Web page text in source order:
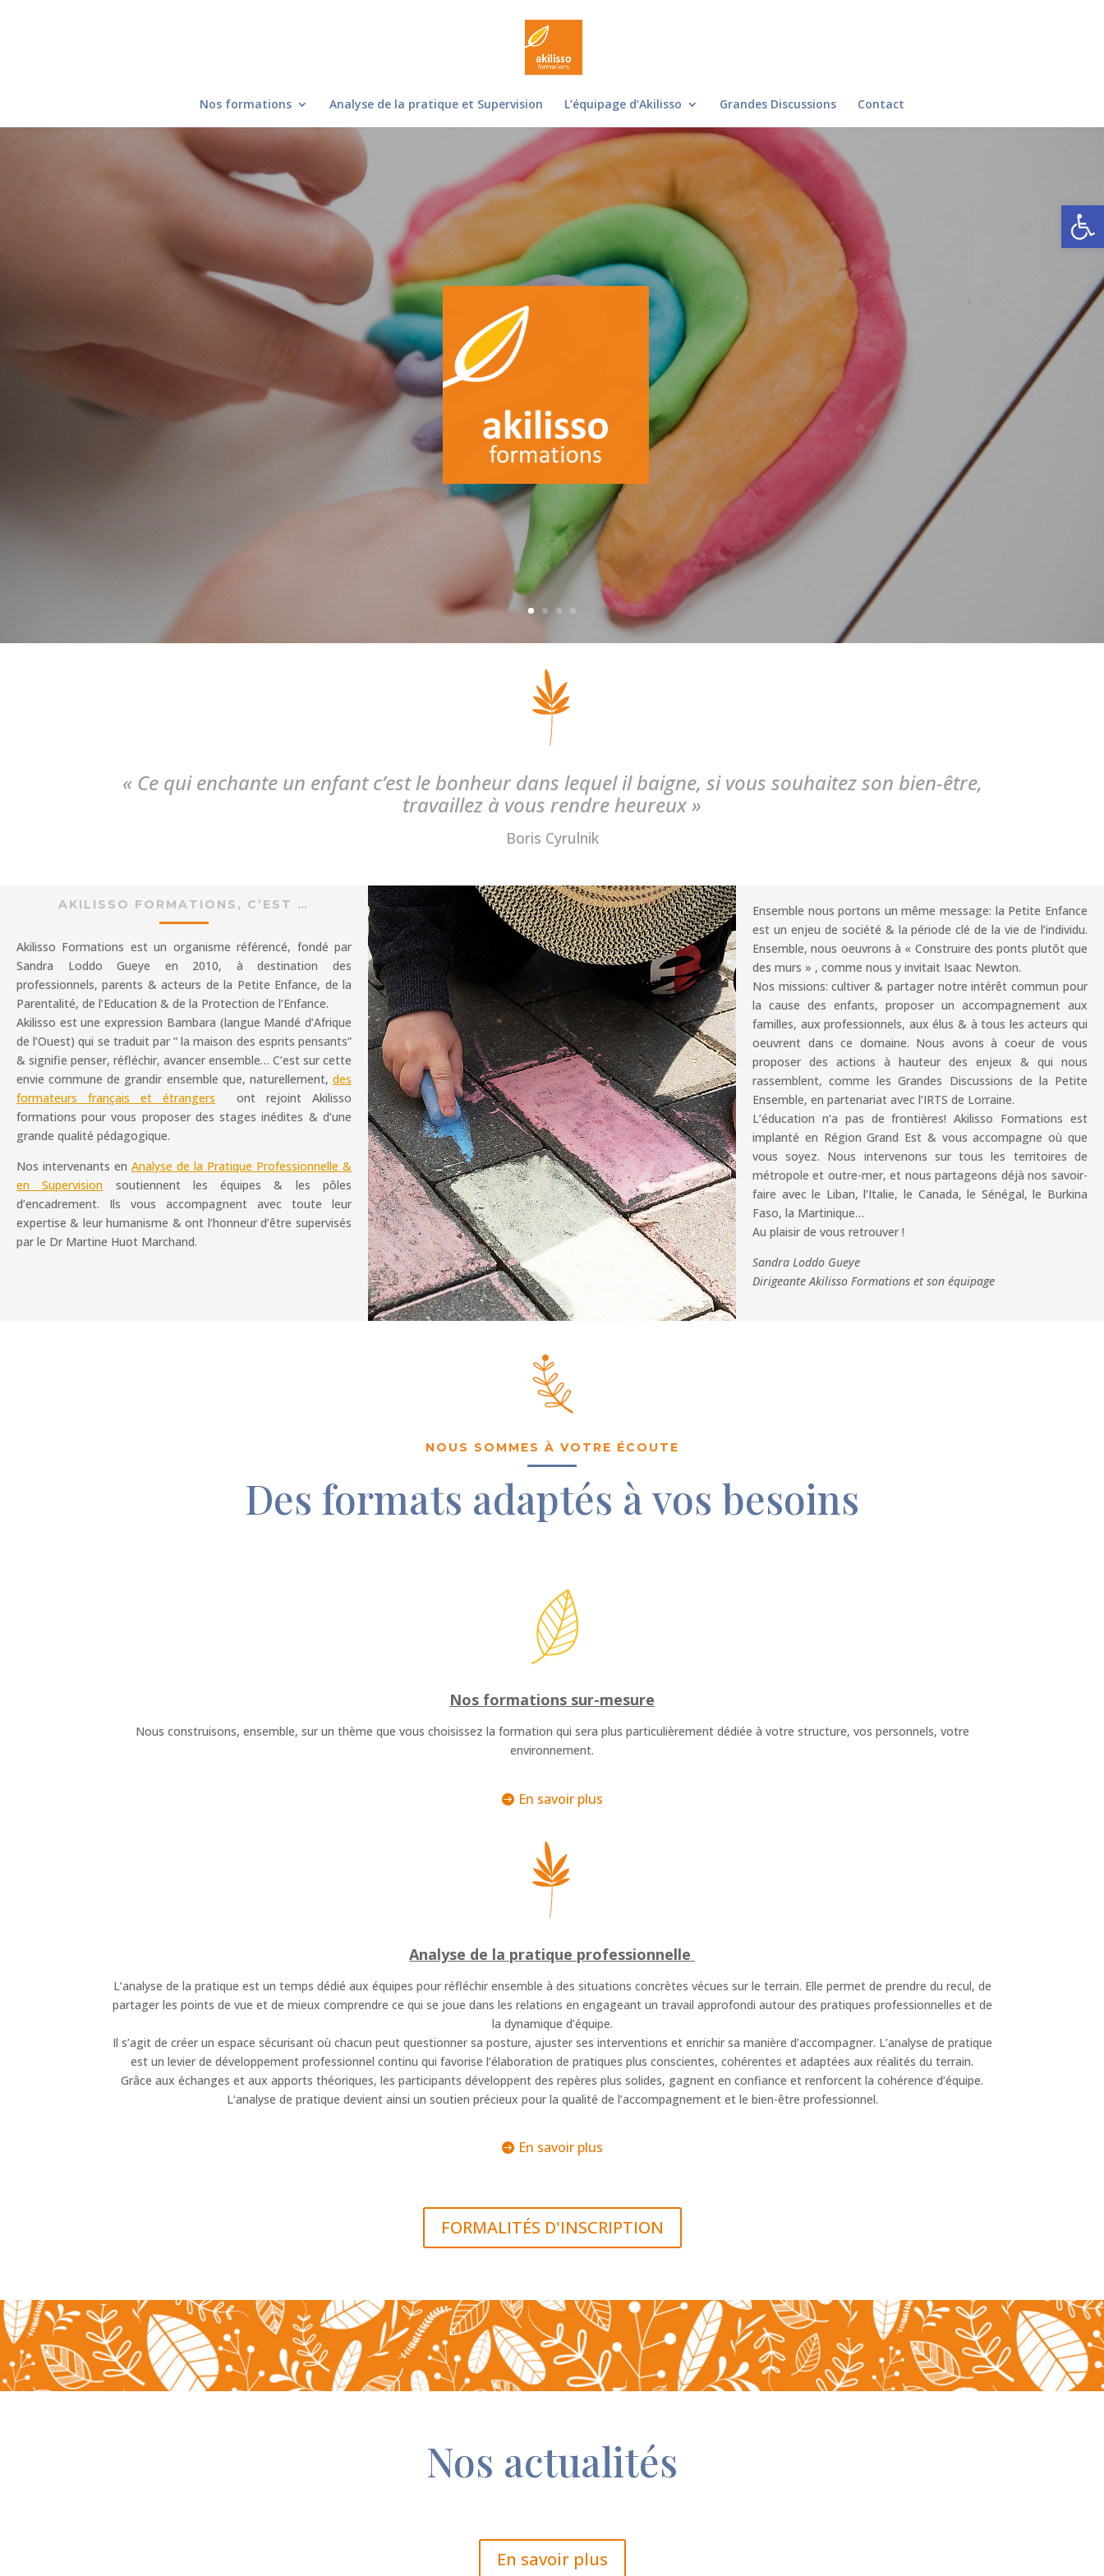
Ouvrir
Nos formations Analyse de la pratique et Supervision L’équipage d’Akilisso Grandes Discussions Contact
« Ce qui enchante un enfant c’est le bonheur dans lequel il baigne, si vous souhaitez son bien-être,
travaillez à vous rendre heureux»
Boris Cyrulnik
AKILISSO FORMATIONS, C’EST …
Akilisso Formations est un organisme référencé, fondé par
Sandra Loddo Gueye en 2010, à destination des
professionnels, parents & acteurs de la Petite Enfance, de la
Parentalité, de l’Education & de la Protection de l’Enfance.
Akilisso est une expression Bambara (langue Mandé d’Afrique
de l’Ouest) qui se traduit par ” la maison des esprits pensants”
& signifie penser, réfléchir, avancer ensemble… C’est sur cette
envie commune de grandir ensemble que, naturellement, des
formateurs français et étrangers
ont rejoint Akilisso
formations pour vous proposer des stages inédites & d’une
grande qualité pédagogique.
Nos intervenants en Analyse de la Pratique Professionnelle &
en Supervision soutiennent les équipes & les pôles
d’encadrement. Ils vous accompagnent avec toute leur
expertise & leur humanisme & ont l’honneur d’être supervisés
par le Dr Martine Huot Marchand.
Ensemble nous portons un même message: la Petite Enfance
est un enjeu de société & la période clé de la vie de l’individu.
Ensemble, nous oeuvrons à « Construire des ponts plutôt que
des murs » , comme nous y invitait Isaac Newton.
Nos missions: cultiver & partager notre intérêt commun pour
la cause des enfants, proposer un accompagnement aux
familles, aux professionnels, aux élus & à tous les acteurs qui
oeuvrent dans ce domaine. Nous avons à coeur de vous
proposer des actions à hauteur des enjeux & qui nous
rassemblent, comme les Grandes Discussions de la Petite
Ensemble, en partenariat avec l’IRTS de Lorraine.
L’éducation n’a pas de frontières! Akilisso Formations est
implanté en Région Grand Est & vous accompagne où que
vous soyez. Nous intervenons sur tous les territoires de
métropole et outre-mer, et nous partageons déjà nos savoir-
faire avec le Liban, l’Italie, le Canada, le Sénégal, le Burkina
Faso, la Martinique…
Au plaisir de vous retrouver !
Sandra Loddo Gueye
Dirigeante Akilisso Formations et son équipage
NOUS SOMMES À VOTRE ÉCOUTE
Des formats adaptés à vos besoins
Nos formations sur-mesure
Nous construisons, ensemble, sur un thème que vous choisissez la formation qui sera plus particulièrement dédiée à votre structure, vos personnels, votre
environnement.
En savoir plus
Analyse de la pratique professionnelle
L’analyse de la pratique est un temps dédié aux équipes pour réfléchir ensemble à des situations concrètes vécues sur le terrain. Elle permet de prendre du recul, de
partager les points de vue et de mieux comprendre ce qui se joue dans les relations en engageant un travail approfondi autour des pratiques professionnelles et de
la dynamique d’équipe.
Il s’agit de créer un espace sécurisant où chacun peut questionner sa posture, ajuster ses interventions et enrichir sa manière d’accompagner. L’analyse de pratique
est un levier de développement professionnel continu qui favorise l’élaboration de pratiques plus conscientes, cohérentes et adaptées aux réalités du terrain.
Grâce aux échanges et aux apports théoriques, les participants développent des repères plus solides, gagnent en confiance et renforcent la cohérence d’équipe.
L’analyse de pratique devient ainsi un soutien précieux pour la qualité de l’accompagnement et le bien-être professionnel.
En savoir plus
FORMALITÉS D'INSCRIPTION
Nos actualités
En savoir plus